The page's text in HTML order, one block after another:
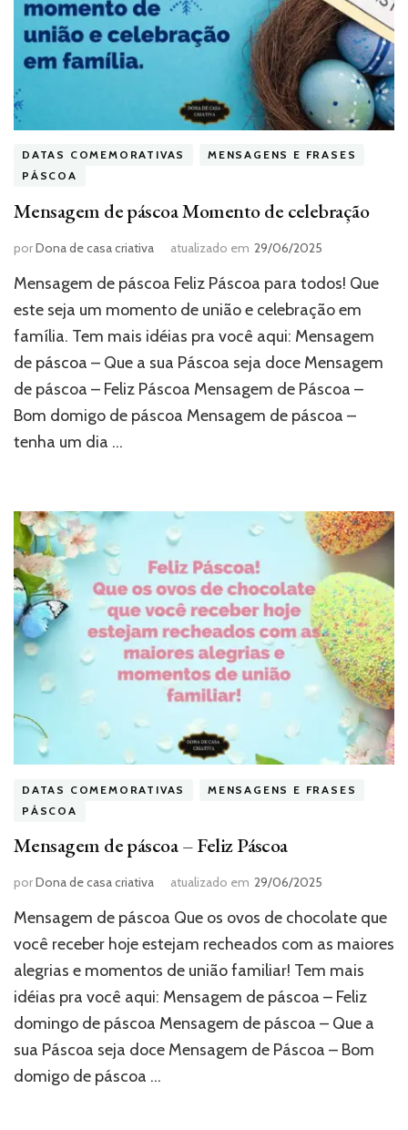
DATAS COMEMORATIVAS
MENSAGENS E FRASES
PÁSCOA
Mensagem de páscoa Momento de celebração
porDona de casa criativa atualizado em 29/06/2025
Mensagem de páscoa Feliz Páscoa para todos! Que
este seja um momento de união e celebração em
família. Tem mais idéias pra você aqui: Mensagem
de páscoa – Que a sua Páscoa seja doce Mensagem
de páscoa – Feliz Páscoa Mensagem de Páscoa –
Bom domigo de páscoa Mensagem de páscoa –
tenha um dia …
DATAS COMEMORATIVAS
MENSAGENS E FRASES
PÁSCOA
Mensagem de páscoa – Feliz Páscoa
porDona de casa criativa atualizado em 29/06/2025
Mensagem de páscoa Que os ovos de chocolate que
você receber hoje estejam recheados com as maiores
alegrias e momentos de união familiar! Tem mais
idéias pra você aqui: Mensagem de páscoa – Feliz
domingo de páscoa Mensagem de páscoa – Que a
sua Páscoa seja doce Mensagem de Páscoa – Bom
domigo de páscoa …